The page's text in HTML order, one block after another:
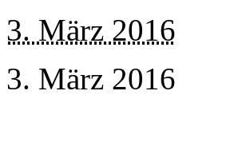
3. März 2016
3. März 2016